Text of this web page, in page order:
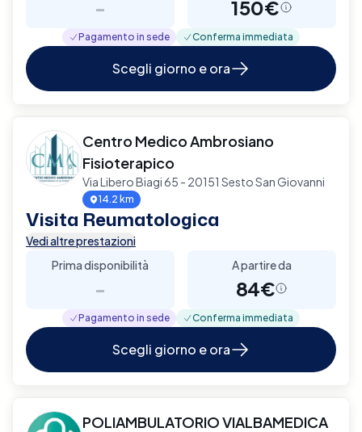
- 150€
Pagamento in sede Conferma immediata
Scegli giorno e ora
Centro Medico Ambrosiano
Fisioterapico
Via Libero Biagi 65 - 20151 Sesto San Giovanni
14.2 km
Visita Reumatologica
Vedi altre prestazioni
Prima disponibilità
-
A partire da
84€
Pagamento in sede Conferma immediata
Scegli giorno e ora
POLIAMBULATORIO VIALBAMEDICA